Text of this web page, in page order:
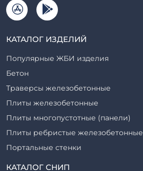
КАТАЛОГ ИЗДЕЛИЙ
Популярные ЖБИ изделия
Бетон
Траверсы железобетонные
Плиты железобетонные
Плиты многопустотные (панели)
Плиты ребристые железобетонные
Портальные стенки
Прогоны железобетонные
КАТАЛОГ СНИП